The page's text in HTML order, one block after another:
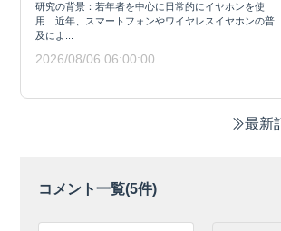
研究の背景：若年者を中心に日常的にイヤホンを使
用 近年、スマートフォンやワイヤレスイヤホンの普
及によ...
2026/08/06 06:00:00
最新
コメント一覧(5件)